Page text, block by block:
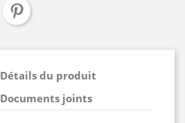
Détails du produit
Documents joints